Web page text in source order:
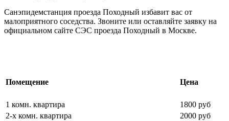
Санэпидемстанция проезда Походный избавит вас от
малоприятного соседства. Звоните или оставляйте заявку на
официальном сайте СЭС проезда Походный в Москве.
Помещение Цена
1 комн. квартира
1800 руб
2-х комн. квартира
2000 руб